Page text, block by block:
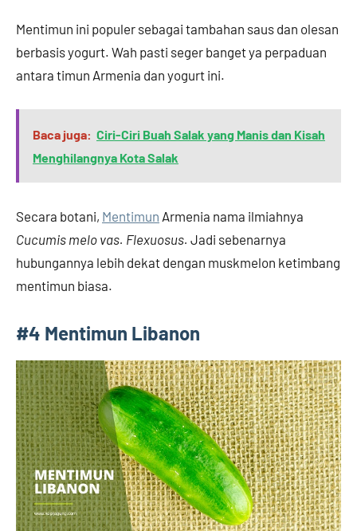
Mentimun ini populer sebagai tambahan saus dan olesan
berbasis yogurt. Wah pasti seger banget ya perpaduan
antara timun Armenia dan yogurt ini.
Baca juga: Ciri-Ciri Buah Salak yang Manis dan Kisah
Menghilangnya Kota Salak
Secara botani, Mentimun Armenia nama ilmiahnya
Cucumis melo vas. Flexuosus. Jadi sebenarnya
hubungannya lebih dekat dengan muskmelon ketimbang
mentimun biasa.
#4 Mentimun Libanon